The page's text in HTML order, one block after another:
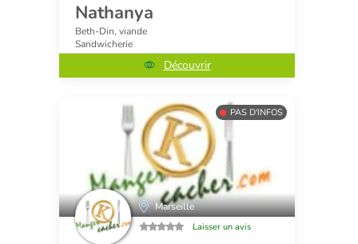
Nathanya
Beth-Din, viande
Sandwicherie
Découvrir
PAS D'INFOS
Marseille
Laisser un avis